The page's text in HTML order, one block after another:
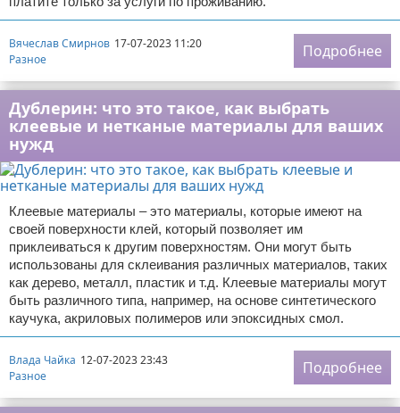
Вячеслав Смирнов 17-07-2023 11:20
Разное
Подробнее
Дублерин: что это такое, как выбрать
клеевые и нетканые материалы для ваших
нужд
Клеевые материалы – это материалы, которые имеют на
своей поверхности клей, который позволяет им
приклеиваться к другим поверхностям. Они могут быть
использованы для склеивания различных материалов, таких
как дерево, металл, пластик и т.д. Клеевые материалы могут
быть различного типа, например, на основе синтетического
каучука, акриловых полимеров или эпоксидных смол.
Влада Чайка 12-07-2023 23:43
Разное
Подробнее